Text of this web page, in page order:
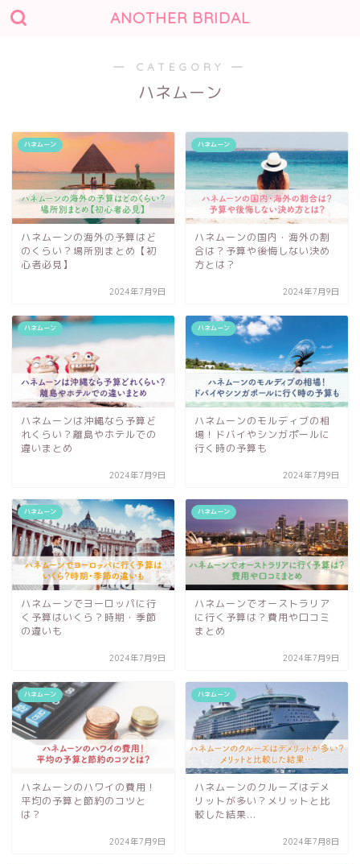
ANOTHER BRIDAL
― CATEGORY ―
ハネムーン
ハネムーン
ハネムーンの海外の予算はど
のくらい？場所別まとめ【初
心者必見】
2024年7月9日
ハネムーン
ハネムーンの国内・海外の割
合は？予算や後悔しない決め
方とは？
2024年7月9日
ハネムーン
ハネムーンは沖縄なら予算ど
れくらい？離島やホテルでの
違いまとめ
2024年7月9日
ハネムーン
ハネムーンのモルディブの相
場！ドバイやシンガポールに
行く時の予算も
2024年7月9日
ハネムーン
ハネムーンでヨーロッパに行
く予算はいくら？時期・季節
の違いも
2024年7月9日
ハネムーン
ハネムーンでオーストラリア
に行く予算は？費用や口コミ
まとめ
2024年7月9日
ハネムーン
ハネムーンのハワイの費用！
平均の予算と節約のコツと
は？
2024年7月9日
ハネムーン
ハネムーンのクルーズはデメ
リットが多い？メリットと比
較した結果...
2024年7月8日